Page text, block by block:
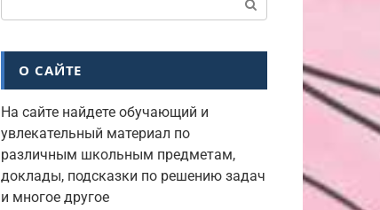
О САЙТЕ
На сайте найдете обучающий и
увлекательный материал по
различным школьным предметам,
доклады, подсказки по решению задач
и многое другое